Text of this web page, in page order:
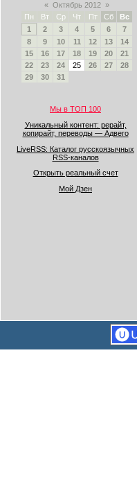
« Октябрь 2012 »
Пн
Вт Ср Чт Пт Сб
Вс
1
2 3 4 5 6
7
8
9 10 11 12 13
14
15
16 17 18 19 20
21
22
23 24 25 26 27
28
29
30 31
Мы в ТОП 100
Уникальный контент: рерайт,
копирайт, переводы — Адвего
LiveRSS: Каталог русскоязычных
RSS-каналов
Открыть реальный счет
Мой Дзен